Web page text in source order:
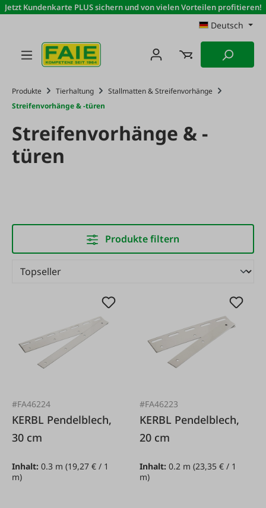
Zum Hauptinhalt springen
Jetzt Kundenkarte PLUS sichern und von vielen Vorteilen profitieren!
Deutsch
Produkte Tierhaltung
Stallmatten & Streifenvorhänge
Streifenvorhänge & -türen
Streifenvorhänge & -
türen
Produkte filtern
#FA46224
KERBL Pendelblech,
30 cm
Inhalt: 0.3 m (19,27 € / 1
m)
#FA46223
KERBL Pendelblech,
20 cm
Inhalt:0.2 m(23,35 € / 1
m)